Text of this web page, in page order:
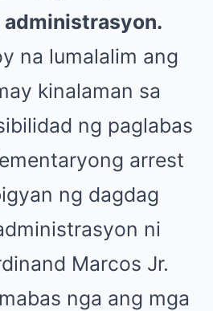
na lumalalim ang
kinalaman sa
ng paglabas
arrest
ng dagdag
ni
Marcos Jr.
nga ang mga